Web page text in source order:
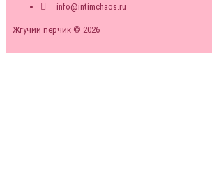
info@intimchaos.ru
Жгучий перчик © 2026